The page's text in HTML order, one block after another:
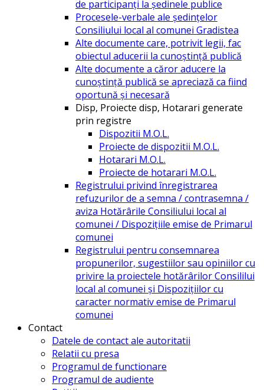
de participanți la ședinele publice
Procesele-verbale ale ședințelor
Consiliului local al comunei Gradistea
Alte documente care, potrivit legii, fac
obiectul aducerii la cunoștință publică
Alte documente a căror aducere la
cunoștință publică se apreciază ca fiind
oportună și necesară
Disp, Proiecte disp, Hotarari generate
prin registre
Dispozitii M.O.L.
Proiecte de dispozitii M.O.L.
Hotarari M.O.L.
Proiecte de hotarari M.O.L.
Registrului privind înregistrarea
refuzurilor de a semna / contrasemna /
aviza Hotărârile Consiliului local al
comunei / Dispozițiile emise de Primarul
comunei
Registrului pentru consemnarea
propunerilor, sugestiilor sau opiniilor cu
privire la proiectele hotărârilor Consililui
local al comunei și Dispozițiilor cu
caracter normativ emise de Primarul
comunei
Contact
Datele de contact ale autoritatii
Relatii cu presa
Programul de functionare
Programul de audiente